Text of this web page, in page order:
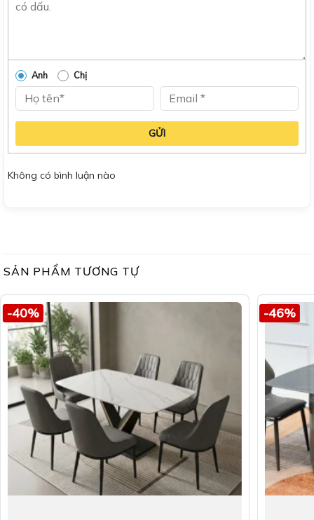
Anh Chị
GỬI
Không có bình luận nào
SẢN PHẨM TƯƠNG TỰ
-40% -46%